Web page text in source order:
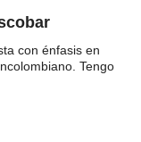
con énfasis en
Tengo